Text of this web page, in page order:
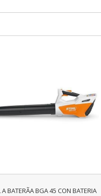
BATERÃA BGA 45 CON BATERIA